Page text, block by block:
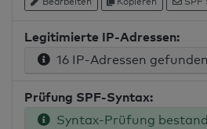
Legitimierte IP-Adressen:
16 IP-Adressen gefunden
Prüfung SPF-Syntax:
Syntax-Prüfung